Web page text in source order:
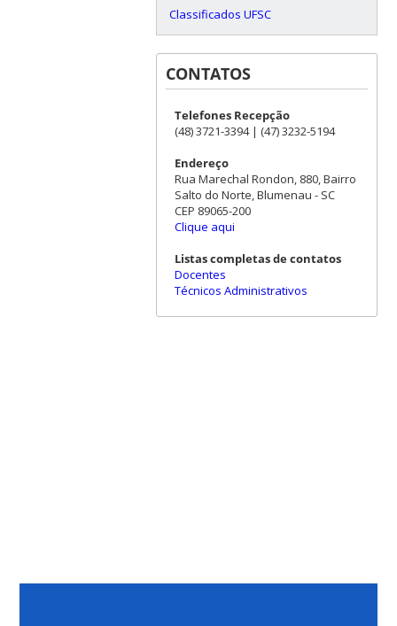
Classificados UFSC
CONTATOS
Telefones Recepção
(48) 3721-3394 | (47) 3232-5194
Endereço
Rua Marechal Rondon, 880, Bairro
Salto do Norte, Blumenau - SC
CEP 89065-200
Clique aqui
Listas completas de contatos
Docentes
Técnicos Administrativos